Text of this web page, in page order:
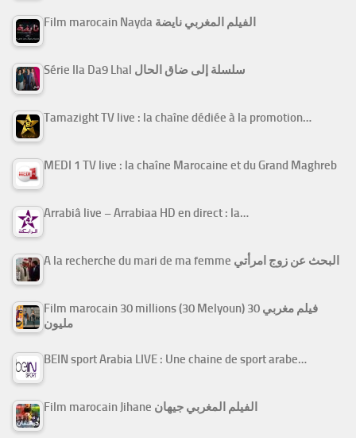
Film marocain Nayda الفيلم المغربي نايضة
Série Ila Da9 Lhal سلسلة إلى ضاق الحال
Tamazight TV live : la chaîne dédiée à la promotion…
MEDI 1 TV live : la chaîne Marocaine et du Grand Maghreb
Arrabiâ live – Arrabiaa HD en direct : la…
A la recherche du mari de ma femme البحث عن زوج امرأتي
Film marocain 30 millions (30 Melyoun) فيلم مغربي 30
مليون
BEIN sport Arabia LIVE : Une chaine de sport arabe…
Film marocain Jihane الفيلم المغربي جيهان